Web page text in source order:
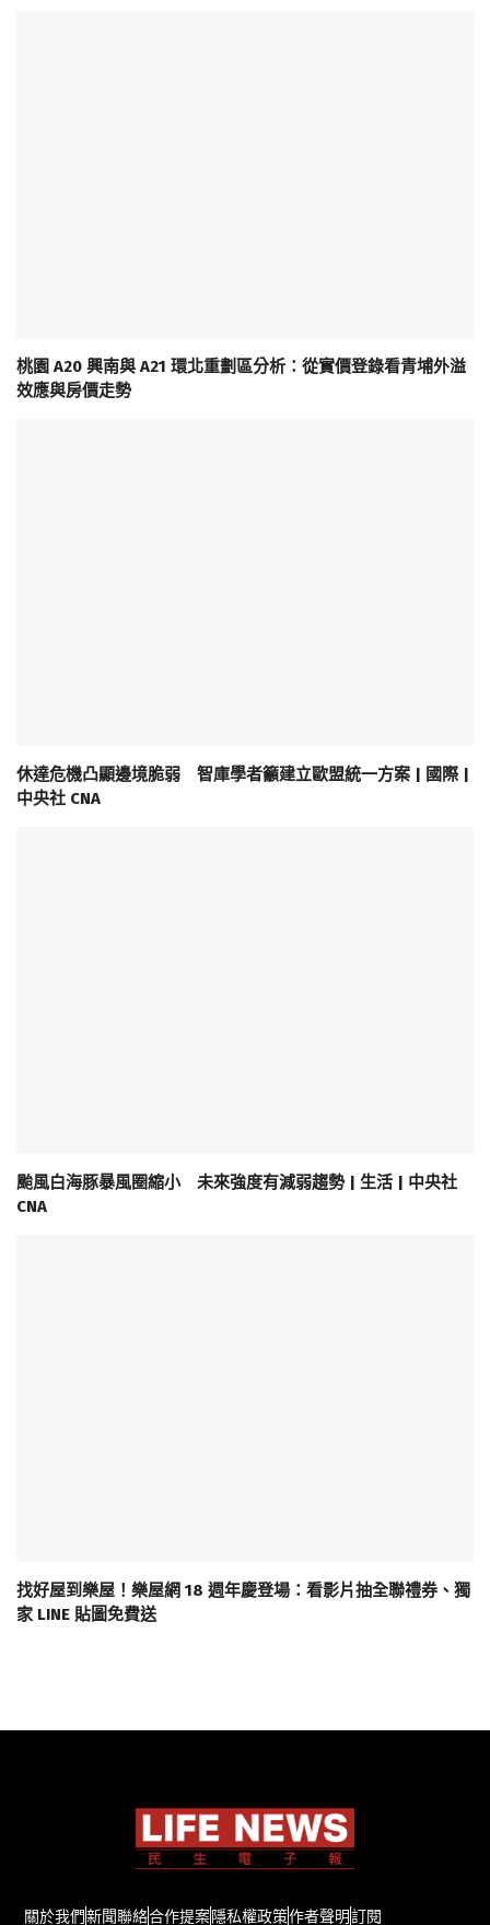
桃園 A20 興南與 A21 環北重劃區分析：從實價登錄看青埔外溢
效應與房價走勢
休達危機凸顯邊境脆弱 智庫學者籲建立歐盟統一方案 | 國際 |
中央社 CNA
颱風白海豚暴風圈縮小 未來強度有減弱趨勢 | 生活 | 中央社
CNA
找好屋到樂屋！樂屋網 18 週年慶登場：看影片抽全聯禮券、獨
家 LINE 貼圖免費送
關於我們新聞聯絡合作提案隱私權政策作者聲明訂閱